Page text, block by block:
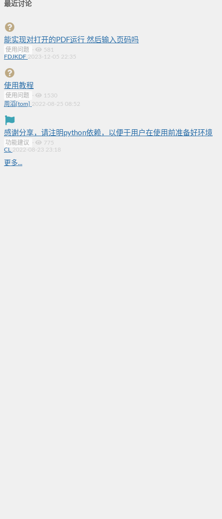
最近讨论
能实现对打开的PDF运行 然后输入页码吗
使用问题 ·
581
FDJKDF 2023-12-05 22:35
使用教程
使用问题 ·
1530
周滔[tom] 2022-08-25 08:52
感谢分享，请注明python依赖，以便于用户在使用前准备好环境
功能建议 ·
775
CL 2022-08-23 23:18
更多...